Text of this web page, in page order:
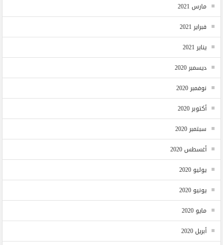
مارس 2021
فبراير 2021
يناير 2021
ديسمبر 2020
نوفمبر 2020
أكتوبر 2020
سبتمبر 2020
أغسطس 2020
يوليو 2020
يونيو 2020
مايو 2020
أبريل 2020